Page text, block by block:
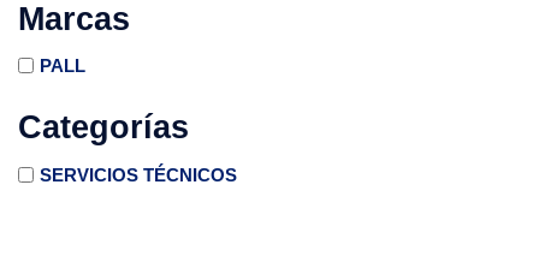
Marcas
PALL
Categorías
SERVICIOS TÉCNICOS